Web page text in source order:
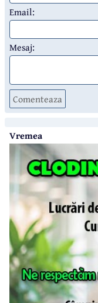
Email:
Mesaj:
Comenteaza
Vremea